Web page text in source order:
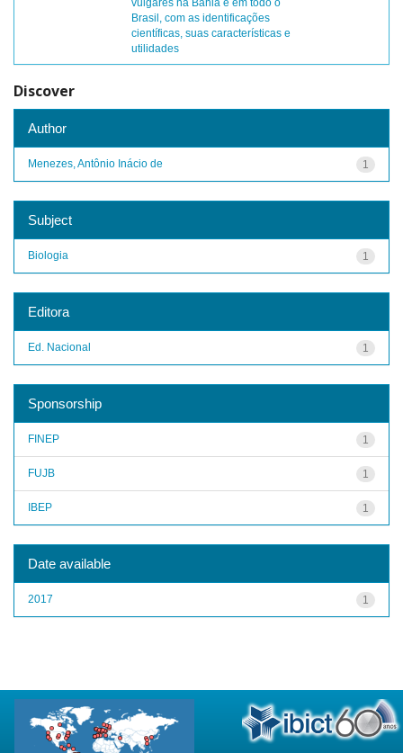
vulgares na Bahia e em todo o
Brasil, com as identificações
científicas, suas características e
utilidades
Discover
Author
1
Menezes, Antônio Inácio de
Subject
1
Biologia
Editora
1
Ed. Nacional
Sponsorship
1
FINEP
1
FUJB
1
IBEP
Date available
1
2017